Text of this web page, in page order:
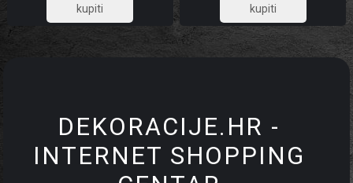
22,40 22,40
DEKORACIJE.HR -
INTERNET SHOPPING